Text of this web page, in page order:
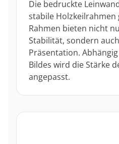
Die bedruckte
stabile Holzkeilrahmen
Rahmen bieten nicht
Stabilität, sondern
Präsentation.
Bildes wird die Stärke
angepasst.